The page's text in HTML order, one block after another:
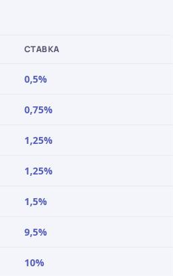
СТАВКА
0,5%
0,75%
1,25%
1,25%
1,5%
9,5%
10%